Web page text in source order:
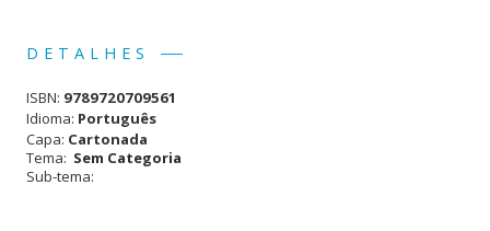
13,30 €.
Globo
dos
Dinossauros
DETALHES
ISBN: 9789720709561
Idioma: Português
Capa: Cartonada
Tema: Sem Categoria
Sub-tema: